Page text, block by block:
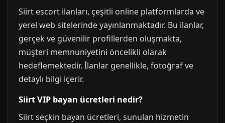
Siirt escort ilanları, çeşitli online platformlarda ve
yerel web sitelerinde yayınlanmaktadır. Bu ilanlar,
gerçek ve güvenilir profillerden oluşmakta,
müşteri memnuniyetini öncelikli olarak
hedeflemektedir. İlanlar genellikle, fotoğraf ve
detaylı bilgi içerir.
Siirt VIP bayan ücretleri nedir?
Siirt seçkin bayan ücretleri, sunulan hizmetin